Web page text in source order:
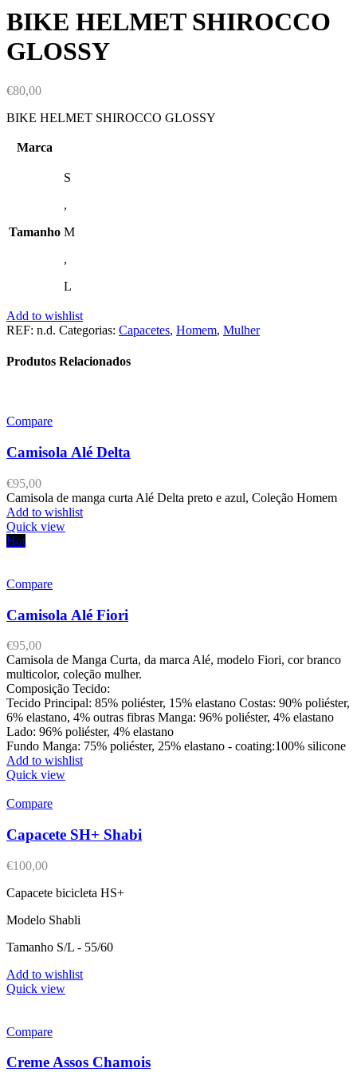
BIKE HELMET SHIROCCO
GLOSSY
€80,00
BIKE HELMET SHIROCCO GLOSSY
Marca
Tamanho
S
,
M
,
L
Add to wishlist
REF: n.d. Categorias: Capacetes, Homem, Mulher
Produtos Relacionados
Compare
Camisola Alé Delta
€95,00
Camisola de manga curta Alé Delta preto e azul, Coleção Homem
Add to wishlist
Quick view
Hot
Compare
Camisola Alé Fiori
€95,00
Camisola de Manga Curta, da marca Alé, modelo Fiori, cor branco
multicolor, coleção mulher.
Composição Tecido:
Tecido Principal: 85% poliéster, 15% elastano Costas: 90% poliéster,
6% elastano, 4% outras fibras Manga: 96% poliéster, 4% elastano
Lado: 96% poliéster, 4% elastano
Fundo Manga: 75% poliéster, 25% elastano - coating:100% silicone
Add to wishlist
Quick view
Compare
Capacete SH+ Shabi
€100,00
Capacete bicicleta HS+
Modelo Shabli
Tamanho S/L - 55/60
Add to wishlist
Quick view
Compare
Creme Assos Chamois